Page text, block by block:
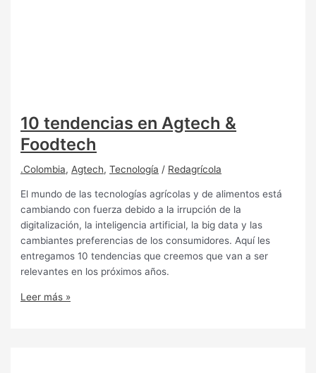
10 tendencias en Agtech &
Foodtech
.Colombia,Agtech,Tecnología / Redagrícola
El mundo de las tecnologías agrícolas y de alimentos está
cambiando con fuerza debido a la irrupción de la
digitalización, la inteligencia artificial, la big data y las
cambiantes preferencias de los consumidores. Aquí les
entregamos 10 tendencias que creemos que van a ser
relevantes en los próximos años.
Leer más »